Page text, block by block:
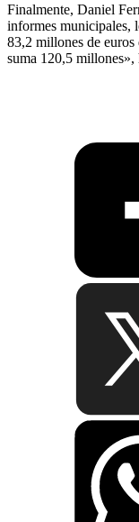
Finalmente, Daniel
informes municipales,
83,2 millones de
suma 120,5 millones»,